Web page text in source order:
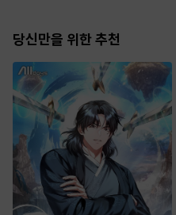
당신만을 위한 추천